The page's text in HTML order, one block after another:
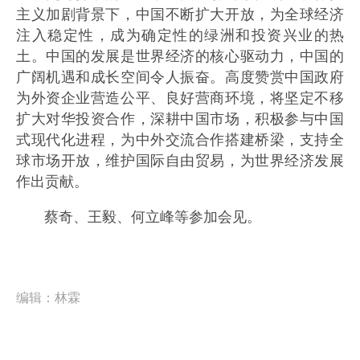
主义加剧背景下，中国不断扩大开放，为全球经济
注入稳定性，成为确定性的绿洲和投资兴业的热
土。中国的发展是世界经济的核心驱动力，中国的
广阔机遇和成长空间令人振奋。高度赞赏中国政府
为外资企业营造公平、良好营商环境，将坚定不移
扩大对华投资合作，深耕中国市场，积极参与中国
式现代化进程，为中外交流合作搭建桥梁，支持全
球市场开放，维护国际自由贸易，为世界经济发展
作出贡献。
蔡奇、王毅、何立峰等参加会见。
编辑： 林霖